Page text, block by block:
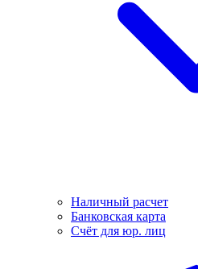
Наличный расчет
Банковская карта
Счёт для юр. лиц